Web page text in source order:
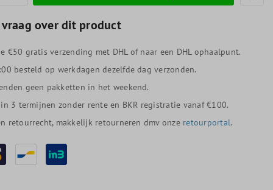
over dit product
€50 gratis verzending met DHL of naar een DHL ophaalpunt.
besteld op werkdagen dezelfde dag verzonden.
geen pakketten in het weekend.
3 termijnen zonder rente en BKR registratie vanaf €100.
retourrecht, makkelijk retourneren dmv onze retourportal.